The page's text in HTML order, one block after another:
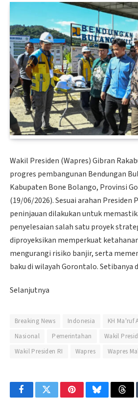
Wakil Presiden (Wapres) Gibran
progres pembangunan Bendungan
Kabupaten Bone Bolango, Provinsi
(19/06/2026). Sesuai arahan Presiden
peninjauan dilakukan untuk
penyelesaian salah satu proyek
diproyeksikan memperkuat
mengurangi risiko banjir, serta
baku di wilayah Gorontalo. Setibanya
Selanjutnya
Breaking News Indonesia KH Ma'ruf
Nasional
Pemerintahan
Wakil
Wakil Presiden RI
Wapres Wapres
FacebookTwitterPinterestBluesky